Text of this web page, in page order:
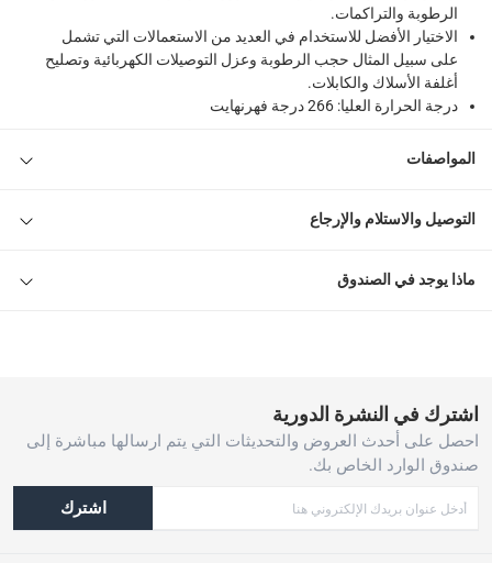
الرطوبة والتراكمات.
الاختيار الأفضل للاستخدام في العديد من الاستعمالات التي تشمل
على سبيل المثال حجب الرطوبة وعزل التوصيلات الكهربائية وتصليح
أغلفة الأسلاك والكابلات.
درجة الحرارة العليا: 266 درجة فهرنهايت
المواصفات
التوصيل والاستلام والإرجاع
ماذا يوجد في الصندوق
اشترك في النشرة الدورية
احصل على أحدث العروض والتحديثات التي يتم ارسالها مباشرة إلى
صندوق الوارد الخاص بك.
اشترك